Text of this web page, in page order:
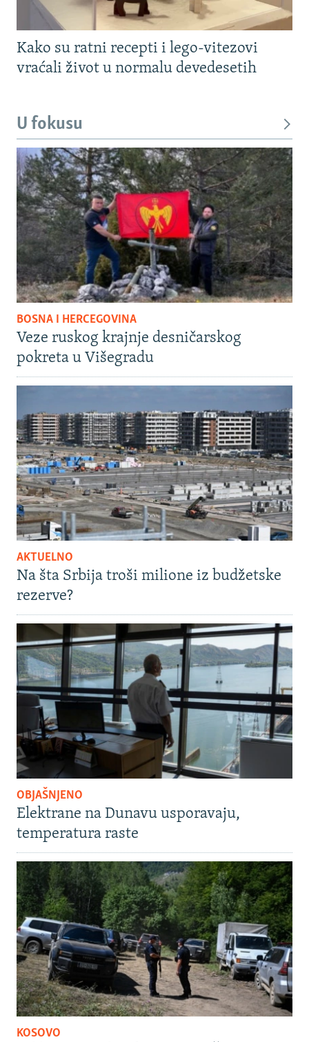
Kako su ratni recepti i lego-vitezovi
vraćali život u normalu devedesetih
U fokusu
BOSNA I HERCEGOVINA
Veze ruskog krajnje desničarskog
pokreta u Višegradu
AKTUELNO
Na šta Srbija troši milione iz budžetske
rezerve?
OBJAŠNJENO
Elektrane na Dunavu usporavaju,
temperatura raste
KOSOVO